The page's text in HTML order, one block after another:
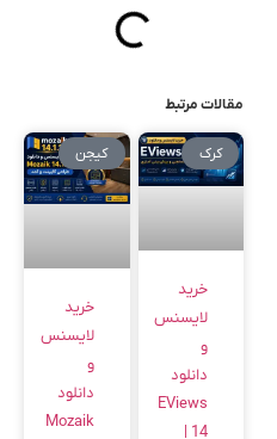
مقالات مرتبط
کرک
خرید
لایسنس
و
دانلود
EViews
کیجن
خرید
لایسنس
و
دانلود
Mozaik